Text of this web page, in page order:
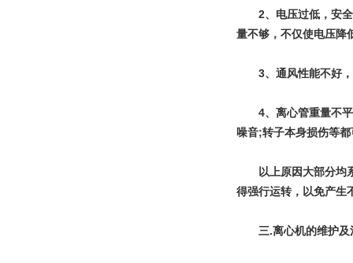
2、电压过低，安全
量不够，不仅使电压降
3、通风性能不好，
4、离心管重量不平
噪音;转子本身损伤等
以上原因大部分均系
得强行运转，以免产生
三.离心机的维护及